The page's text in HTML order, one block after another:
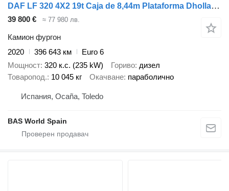
DAF LF 320 4X2 19t Caja de 8,44m Plataforma Dhollanida Euro 6
39 800 € ≈ 77 980 лв.
Камион фургон
2020
396 643 км
Euro 6
Мощност 320 к.с. (235 kW) Гориво дизел
Товаропод. 10 045 кг Окачване параболично
Испания, Ocaña, Toledo
BAS World Spain